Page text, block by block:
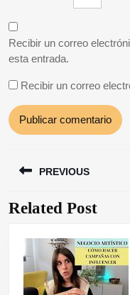
Recibir un correo
esta entrada.
Recibir un correo
de
entradas
PREVIOUS
Entrada
Related Post